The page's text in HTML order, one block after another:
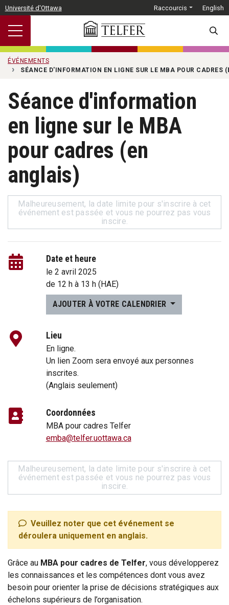
Passer au contenu principal
Université d'Ottawa Raccourcis English
ÉVÉNEMENTS
SÉANCE D'INFORMATION EN LIGNE SUR LE MBA POUR CADRES
Séance d'information
en ligne sur le MBA
pour cadres (en
anglais)
Malheureusement, la date limite pour s'inscrire à cet
événement est passée et vous ne pourrez pas vous
inscire.
Date et heure
le 2 avril 2025
de 12 hà 13 h(HAE)
AJOUTER À VOTRE CALENDRIER
Lieu
En ligne.
Un lien Zoom sera envoyé aux personnes
inscrites.
(Anglais seulement)
Coordonnées
MBA pour cadres Telfer
emba@telfer.uottawa.ca
Malheureusement, la date limite pour s'inscrire à cet
événement est passée et vous ne pourrez pas vous
inscire.
Veuillez noter que cet événement se
déroulera uniquement en anglais.
Grâce au MBA pour cadres de Telfer, vous développerez
les connaissances et les compétences dont vous avez
besoin pour orienter la prise de décisions stratégiques aux
échelons supérieurs de l’organisation.